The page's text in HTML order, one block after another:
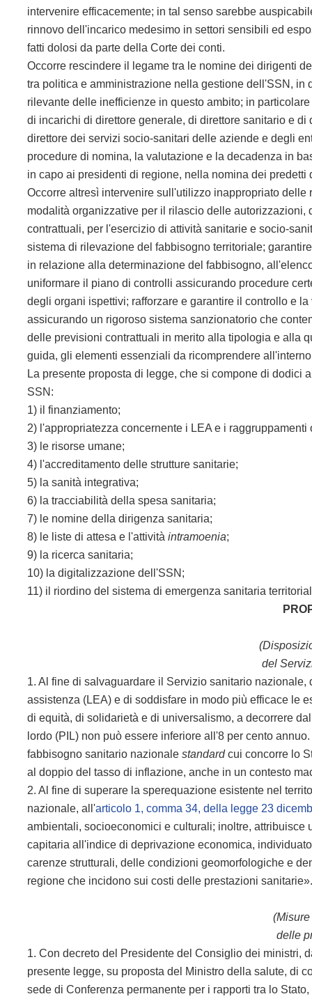
intervenire efficacemente; in tal senso sarebbe
rinnovo dell'incarico medesimo in settori sensibili ed
fatti dolosi da parte della Corte dei conti.
Occorre rescindere il legame tra le nomine dei dirigenti
tra politica e amministrazione nella gestione dell'SSN, in
rilevante delle inefficienze in questo ambito; in
di incarichi di direttore generale, di direttore sanitario e
direttore dei servizi socio-sanitari delle aziende e degli
procedure di nomina, la valutazione e la decadenza in
in capo ai presidenti di regione, nella nomina dei predetti
Occorre altresì intervenire sull'utilizzo inappropriato
modalità organizzative per il rilascio delle
contrattuali, per l'esercizio di attività sanitarie e socio-
sistema di rilevazione del fabbisogno territoriale;
in relazione alla determinazione del fabbisogno,
uniformare il piano di controlli assicurando procedure
degli organi ispettivi; rafforzare e garantire il controllo e
assicurando un rigoroso sistema sanzionatorio che
delle previsioni contrattuali in merito alla tipologia e alla
guida, gli elementi essenziali da ricomprendere
La presente proposta di legge, che si compone di
SSN:
1) il finanziamento;
2) l'appropriatezza concernente i LEA e i
3) le risorse umane;
4) l'accreditamento delle strutture sanitarie;
5) la sanità integrativa;
6) la tracciabilità della spesa sanitaria;
7) le nomine della dirigenza sanitaria;
8) le liste di attesa e l'attivitàintramoenia;
9) la ricerca sanitaria;
10) la digitalizzazione dell'SSN;
11) il riordino del sistema di emergenza sanitaria
del
1. Al fine di salvaguardare il Servizio sanitario
assistenza (LEA) e di soddisfare in modo più efficace le
di equità, di solidarietà e di universalismo, a decorrere
lordo (PIL) non può essere inferiore all'8 per cento
fabbisogno sanitario nazionalestandardcui concorre lo
al doppio del tasso di inflazione, anche in un contesto
2. Al fine di superare la sperequazione esistente nel
nazionale, all'articolo 1, comma 34, della legge 23
ambientali, socioeconomici e culturali; inoltre,
capitaria all'indice di deprivazione economica,
carenze strutturali, delle condizioni geomorfologiche e
regione che incidono sui costi delle prestazioni
delle
1. Con decreto del Presidente del Consiglio dei ministri,
presente legge, su proposta del Ministro della salute, di
sede di Conferenza permanente per i rapporti tra lo